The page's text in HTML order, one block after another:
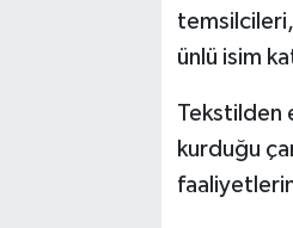
ünlü isim
Tekstilden
kurduğu